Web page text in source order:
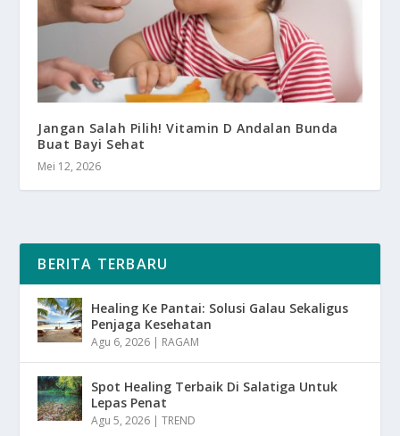
Jangan Salah Pilih! Vitamin D Andalan Bunda
Buat Bayi Sehat
Mei 12, 2026
BERITA TERBARU
Healing Ke Pantai: Solusi Galau Sekaligus
Penjaga Kesehatan
Agu 6, 2026 RAGAM
Spot Healing Terbaik Di Salatiga Untuk
Lepas Penat
Agu 5, 2026 |TREND